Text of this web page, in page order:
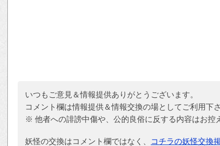
いつもご意見＆情報提供ありがとうございます。
コメント欄は情報提供＆情報交換の場としてご利用下
※ 他者への誹謗中傷や、公的良俗に反する内容はお控
妖怪の交換はコメント欄ではなく、 コチラの妖怪交換